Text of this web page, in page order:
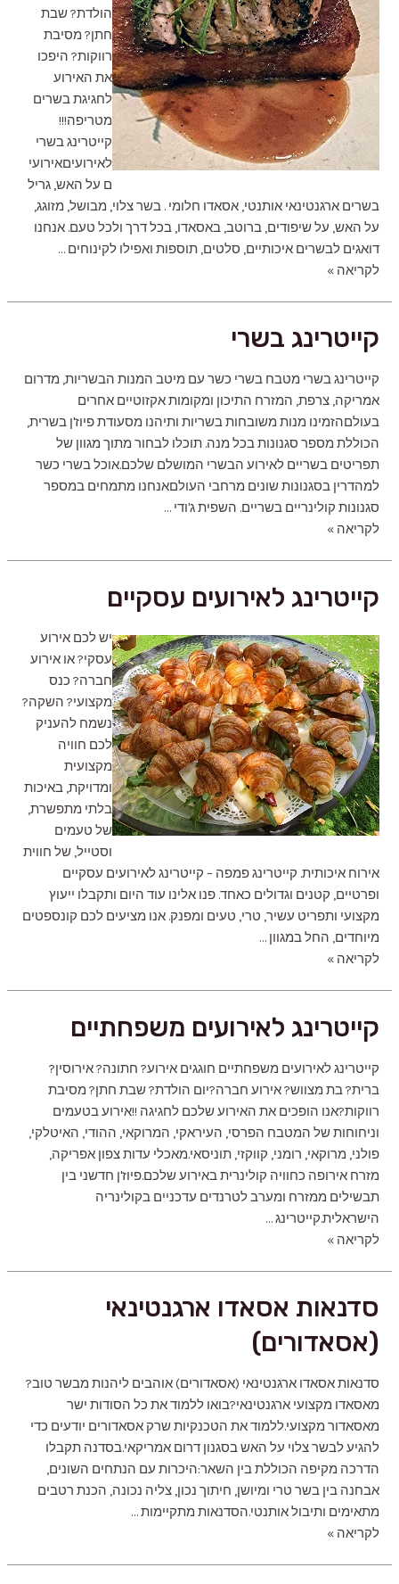
הולדת? שבת
חתן? מסיבת
רווקות? היפכו
את האירוע
לחגיגת בשרים
מטריפה!!!
קייטרינג בשרי
לאירועיםאירועי
ם על האש, גריל
בשרים ארגנטינאי אותנטי, אסאדו חלומי . בשר צלוי, מבושל, מזוגג,
על האש, על שיפודים, ברוטב, באסאדו, בכל דרך ולכל טעם. אנחנו
דואגים לבשרים איכותיים, סלטים, תוספות ואפילו לקינוחים …
קייטרינג
לקריאה »
קייטרינג בשרי
קייטרינג בשרי מטבח בשרי כשר עם מיטב המנות הבשריות, מדרום
אמריקה, צרפת, המזרח התיכון ומקומות אקזוטיים אחרים
בעולםהזמינו מנות משובחות בשריות ותיהנו מסעודת פיוז'ן בשרית,
הכוללת מספר סגנונות בכל מנה. תוכלו לבחור מתוך מגוון של
תפריטים בשריים לאירוע הבשרי המושלם שלכם.‍אוכל בשרי כשר
למהדרין בסגנונות שונים מרחבי העולםאנחנו מתמחים במספר
סגנונות קולינריים בשריים. השפית ג'ודי …
קייטרינג
לקריאה »
קייטרינג לאירועים עסקיים
יש לכם אירוע
עסקי? או אירוע
חברה? כנס
מקצועי? השקה?
נשמח להעניק
לכם חוויה
מקצועית
ומדויקת, באיכות
בלתי מתפשרת,
של טעמים
וסטייל, של חווית
אירוח איכותית. קייטרינג פמפה – קייטרינג לאירועים עסקיים
ופרטיים, קטנים וגדולים כאחד. פנו אלינו עוד היום ותקבלו ייעוץ
מקצועי ותפריט עשיר, טרי, טעים ומפנק. אנו מציעים לכם קונספטים
מיוחדים, החל במגוון …
קייטרינג
לקריאה »
קייטרינג לאירועים משפחתיים
קייטרינג לאירועים משפחתיים חוגגים אירוע? חתונה? אירוסין?
ברית? בת מצווש? אירוע חברה?יום הולדת? שבת חתן? מסיבת
רווקות?אנו הופכים את האירוע שלכם לחגיגה !!אירוע בטעמים
וניחוחות של המטבח הפרסי, העיראקי, המרוקאי, ההודי, האיטלקי,
פולני, מרוקאי, רומני, קווקזי, תוניסאי.מאכלי עדות צפון אפריקה,
מזרח אירופה כחוויה קולינרית באירוע שלכם.פיוז'ן חדשני בין
תבשילים ממזרח ומערב לטרנדים עדכניים בקולינריה
הישראלית.קייטרינג …
קייטרינג
לקריאה »
סדנאות אסאדו ארגנטינאי
(אסאדורים)
סדנאות אסאדו ארגנטינאי (אסאדורים) אוהבים ליהנות מבשר טוב?
מאסאדו מקצועי ארגנטינאי?‍בואו ללמוד את כל הסודות ישר
מאסאדור מקצועי.ללמוד את הטכנקיות שרק אסאדורים יודעים כדי
להגיע לבשר צלוי על האש בסגנון דרום אמריקאי.בסדנה תקבלו
הדרכה מקיפה הכוללת בין השאר:היכרות עם הנתחים השונים,
אבחנה בין בשר טרי ומיושן, חיתוך נכון, צליה נכונה, הכנת רטבים
מתאימים ותיבול אותנטי.הסדנאות מתקיימות …
סדנאות
לקריאה »